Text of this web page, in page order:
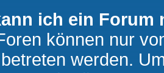
ich ein Forum
können nur
werden.